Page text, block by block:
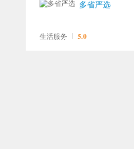
多省严选
生活服务 5.0